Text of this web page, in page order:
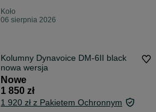
Koło
06 sierpnia 2026
Kolumny Dynavoice DM-6II black
nowa wersja
Nowe
1 850 zł
1 920 zł z Pakietem Ochronnym